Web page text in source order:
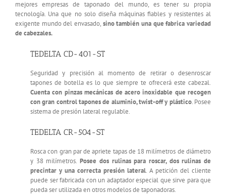
mejores empresas de taponado del mundo, es tener su propia
tecnología. Una que no solo diseña máquinas fiables y resistentes al
exigente mundo del envasado,sino también una que fabrica variedad
de cabezales.
TEDELTA CD-401-ST
Seguridad y precisión al momento de retirar o desenroscar
tapones de botella es lo que siempre te ofrecerá este cabezal.
Cuenta con pinzas mecánicas de acero inoxidable que recogen
con gran control tapones de aluminio, twist-off y plástico. Posee
sistema de presión lateral regulable.
TEDELTA CR-504-ST
Rosca con gran par de apriete tapas de 18 milímetros de diámetro
y 38 milímetros.Posee dos rulinas para roscar, dos rulinas de
precintar y una correcta presión lateral. A petición del cliente
puede ser fabricada con un adaptador especial que sirve para que
pueda ser utilizada en otros modelos de taponadoras.